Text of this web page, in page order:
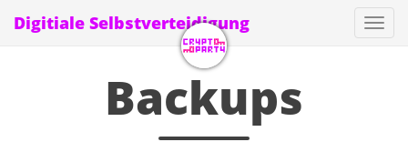
Digitiale Selbstverteidigung
Backups